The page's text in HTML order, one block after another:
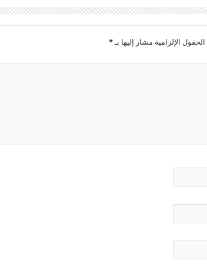
الحقول الإلزامية مشار إليها بـ*